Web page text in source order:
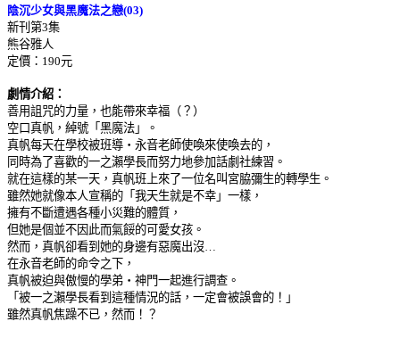
陰沉少女與黑魔法之戀(03)
新刊第3集
熊谷雅人
定價： 190元
劇情介紹：
善用詛咒的力量，也能帶來幸福（？）
空口真帆，綽號「黑魔法」。
真帆每天在學校被班導 ‧ 永音老師使喚來使喚去的，
同時為了喜歡的一之瀨學長而努力地參加話劇社練習。
就在這樣的某一天，真帆班上來了一位名叫宮脇彌生的轉學生。
雖然她就像本人宣稱的「我天生就是不幸」一樣，
擁有不斷遭遇各種小災難的體質，
但她是個並不因此而氣餒的可愛女孩。
然而，真帆卻看到她的身邊有惡魔出沒…
在永音老師的命令之下，
真帆被迫與傲慢的學弟 ‧ 神門一起進行調查。
「被一之瀨學長看到這種情況的話，一定會被誤會的！」
雖然真帆焦躁不已，然而！？